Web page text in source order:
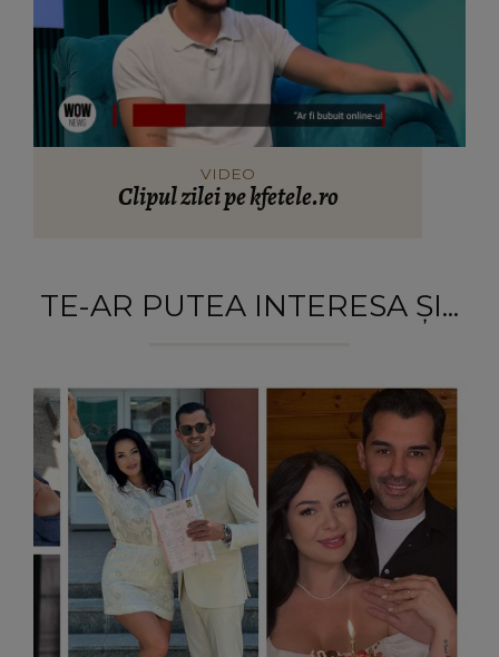
VIDEO
Clipul zilei pe kfetele.ro
TE-AR PUTEA INTERESA ȘI...